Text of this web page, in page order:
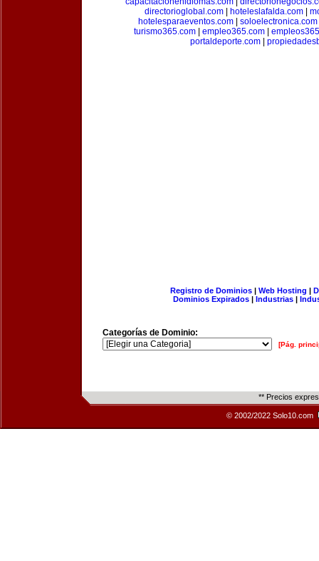
directorioglobal.com
hoteleslafalda.com
hotelesparaeventos.com
soloelectronica.com
turismo365.com| empleo365.com|
portaldeporte.com|
Registro de Dominios| Web Hosting |
Dominios Expirados | Industrias |
Categorías de Dominio:
[Pág.
** Precios
© 2002/2022 Solo10.com